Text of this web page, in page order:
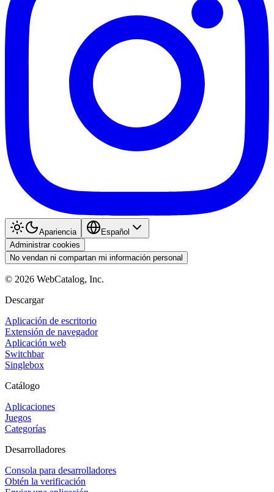
Apariencia
Español
Administrar cookies
No vendan ni compartan mi información personal
© 2026 WebCatalog, Inc.
Descargar
Aplicación de escritorio
Extensión de navegador
Aplicación web
Switchbar
Singlebox
Catálogo
Aplicaciones
Juegos
Categorías
Desarrolladores
Consola para desarrolladores
Obtén la verificación